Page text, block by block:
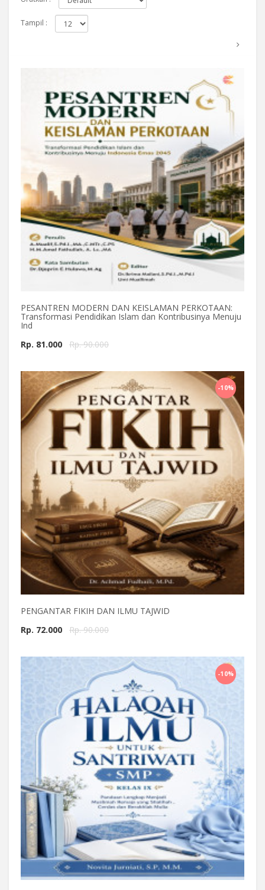
Tampil :
PESANTREN MODERN DAN KEISLAMAN PERKOTAAN:
Transformasi Pendidikan Islam dan Kontribusinya Menuju
Ind
Rp. 81.000
Rp. 90.000
-10%
PENGANTAR FIKIH DAN ILMU TAJWID
Rp. 72.000
Rp. 90.000
Beli Sekarang
-10%
Beli Sekarang